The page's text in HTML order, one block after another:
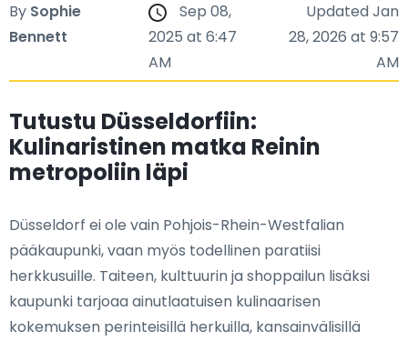
By Sophie
Bennett
Sep 08,
2025 at 6:47
AM
Updated Jan
28, 2026 at 9:57
AM
Tutustu Düsseldorfiin:
Kulinaristinen matka Reinin
metropoliin läpi
Düsseldorf ei ole vain Pohjois-Rhein-Westfalian
pääkaupunki, vaan myös todellinen paratiisi
herkkusuille. Taiteen, kulttuurin ja shoppailun lisäksi
kaupunki tarjoaa ainutlaatuisen kulinaarisen
kokemuksen perinteisillä herkuilla, kansainvälisillä